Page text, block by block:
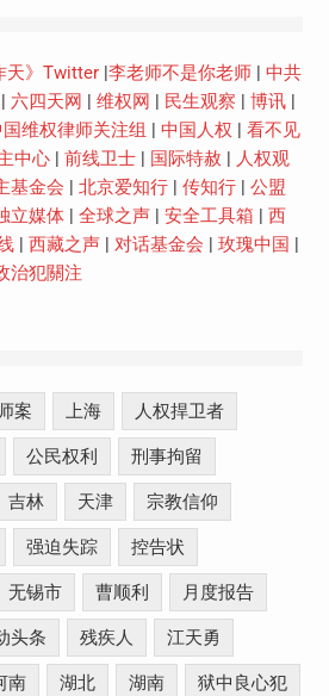
天》Twitter| 李老师不是你老师| 中共
六四天网 维权网 民生观察 博讯|
维权律师关注组 中国人权
看不见
中心| 前线卫士| 国际特赦
人权观
基金会 北京爱知行| 传知行| 公盟
立媒体| 全球之声| 安全工具箱
西
| 西藏之声| 对话基金会 玫瑰中国
治犯關注
案 上海 人权捍卫者
公民权利 刑事拘留
吉林 天津 宗教信仰
强迫失踪 控告状
无锡市 曹顺利 月度报告
头条 残疾人 江天勇
南 湖北 湖南 狱中良心犯